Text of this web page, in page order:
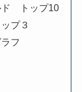
ド トップ10
プ３
フ